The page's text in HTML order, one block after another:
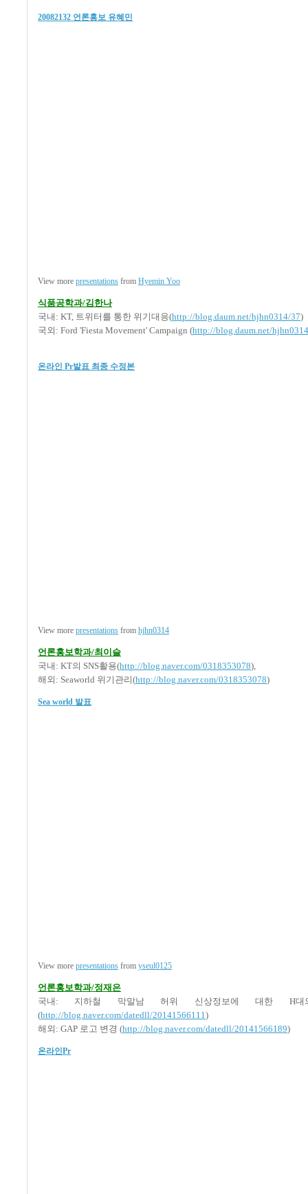
20082132 언론홍보 유혜민
View more presentations from Hyemin Yoo
식품공학과/김한나
국내: KT, 트위터를 통한 위기대응(http://blog.daum.net/hjhn0314/37)
국외: Ford 'Fiesta Movement' Campaign (http://blog.daum.net/
온라인 Pr발표 최종 수정본
View more presentations from hjhn0314
언론홍보학과/최이슬
국내: KT의 SNS활용(http://blog.naver.com/0318353078),
해외: Seaworld 위기관리(http://blog.naver.com/0318353078)
Sea world 발표
View more presentations from yseul0125
언론홍보학과/정재은
국내: 지하철 막말남 허위 신상정보에 대한 H
(http://blog.naver.com/datedll/20141566111)
해외: GAP 로고 변경 (http://blog.naver.com/datedll/20141566189)
온라인Pr